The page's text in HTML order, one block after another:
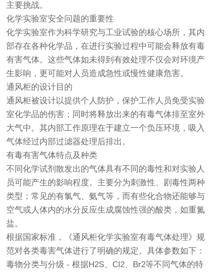
主要挑战。
化学实验室安全问题的重要性
化学实验室作为科学研究与工业试验的核心场所，其内
部存在各种化学品，在进行实验过程中可能会释放有毒
有害气体。这些气体如未得到有效处理不仅会对环境产
生影响，更可能对人员造成急性或慢性健康危害。
通风柜的设计目的
通风柜被设计以提供个人防护，保护工作人员免受实验
室化学品的伤害；同时将释放出来的有毒气体排至室外
大气中。其内部工作原理在于建立一个负压环境，吸入
气体经过内部过滤器处理后排出。
有毒有害气体特点及种类
不同化学试剂散发出的气体具有不同的毒性和对实验人
员可能产生的影响程度。主要分为刺激性、剧毒性两种
类型；常见的有氯气、氨气等，而有些化合物还能够与
空气或人体内的水分反应生成腐蚀性强的酸类，如重氮
盐。
根据国家标准，《通风柜化学实验室有毒气体处理》规
范对各类毒害气体进行了明确的规定。具体参数如下：
毒物分类与分级 - 根据H2S、Cl2、Br2等不同气体的特